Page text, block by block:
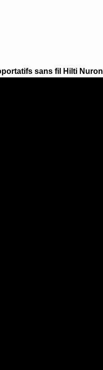
sans fil Hilti Nuron